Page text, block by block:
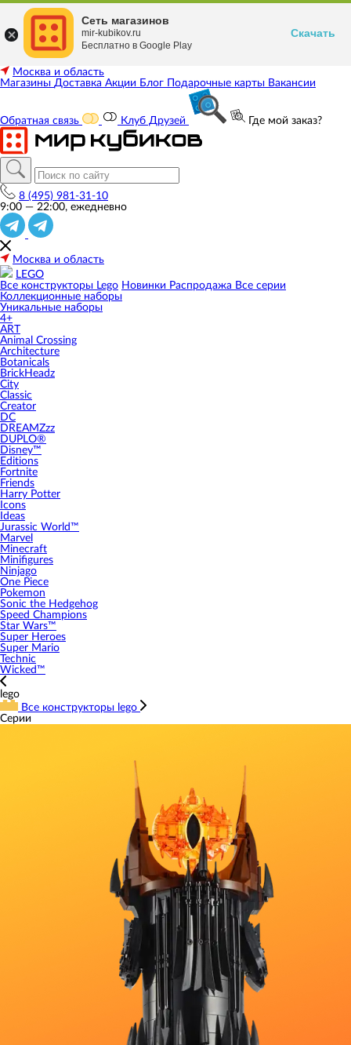
Москва и область
Магазины Доставка Акции Блог Подарочные карты Вакансии
Обратная связь Клуб Друзей Где мой заказ?
8 (495) 981-31-10
9:00 — 22:00, ежедневно
Москва и область
LEGO
Все конструкторы Lego Новинки Распродажа Все серии
Коллекционные наборы
Уникальные наборы
4+
ART
Animal Crossing
Architecture
Botanicals
BrickHeadz
City
Classic
Creator
DC
DREAMZzz
DUPLO®
Disney™
Editions
Fortnite
Friends
Harry Potter
Icons
Ideas
Jurassic World™
Marvel
Minecraft
Minifigures
Ninjago
One Piece
Pokemon
Sonic the Hedgehog
Speed Champions
Star Wars™
Super Heroes
Super Mario
Technic
Wicked™
lego
Все конструкторы lego
Серии
Сеть магазинов
mir-kubikov.ru
Бесплатно в Google Play
Скачать